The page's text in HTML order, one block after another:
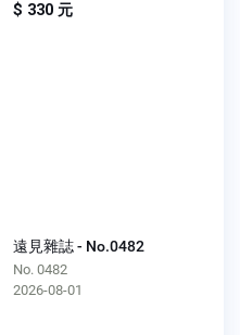
$ 330 元
遠見雜誌 - No.0482
No. 0482
2026-08-01